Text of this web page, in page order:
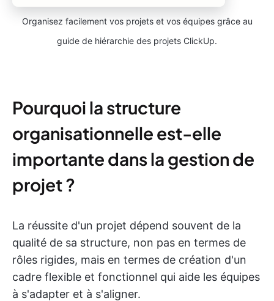
Organisez facilement vos projets et vos équipes grâce au
guide de hiérarchie des projets ClickUp.
Pourquoi la structure
organisationnelle est-elle
importante dans la gestion de
projet ?
La réussite d'un projet dépend souvent de la
qualité de sa structure, non pas en termes de
rôles rigides, mais en termes de création d'un
cadre flexible et fonctionnel qui aide les équipes
à s'adapter et à s'aligner.